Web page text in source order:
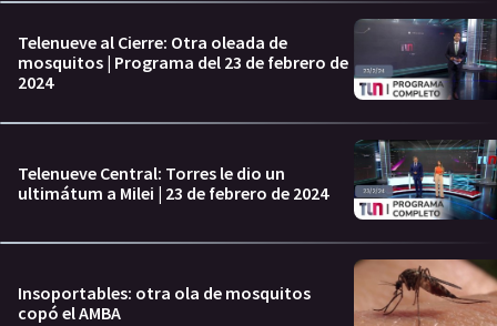
Telenueve al Cierre: Otra oleada de
mosquitos | Programa del 23 de febrero de
2024
Telenueve Central: Torres le dio un
ultimátum a Milei | 23 de febrero de 2024
Insoportables: otra ola de mosquitos
copó el AMBA